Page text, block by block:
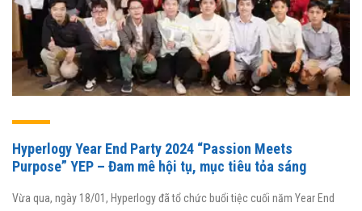
Hyperlogy Year End Party 2024 “Passion Meets
Purpose” YEP – Đam mê hội tụ, mục tiêu tỏa sáng
Vừa qua, ngày 18/01, Hyperlogy đã tổ chức buổi tiệc cuối năm Year End